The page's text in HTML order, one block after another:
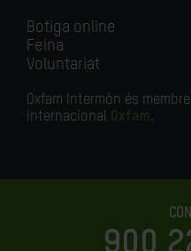
Botiga online
Feina
Voluntariat
Oxfam Intermón és
internacional Oxfam.
900